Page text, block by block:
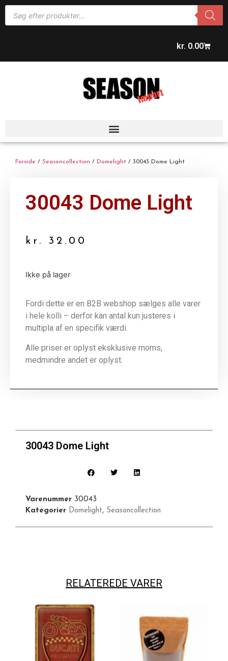
kr. 0.00
Forside / Seasoncollection / Domelight / 30043 Dome Light
30043 Dome Light
kr. 32.00
Ikke på lager
Fordi dette er en B2B webshop sælges alle varer
i hele kolli – derfor kan antal kun justeres i
multipla af en specifik værdi.
Alle priser er oplyst eksklusive moms,
medmindre andet er oplyst.
30043 Dome Light
Varenummer 30043
Kategorier Domelight, Seasoncollection
RELATEREDE VARER